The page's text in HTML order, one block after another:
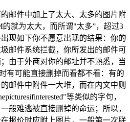
邮件中加上了太大、太多的图片附
的就为太大，而所谓"太多”，超过3
现如下你不愿意出现的结果：你的
邮件系统拦截，你所发出的邮件可
由于外商对你的邮址并不熟悉，当
有可能直接删掉而看都不看：有的
邮件中附件一大堆，而在内文中则
等类似的字句，
般难逃被直接删掉的命运；所以，